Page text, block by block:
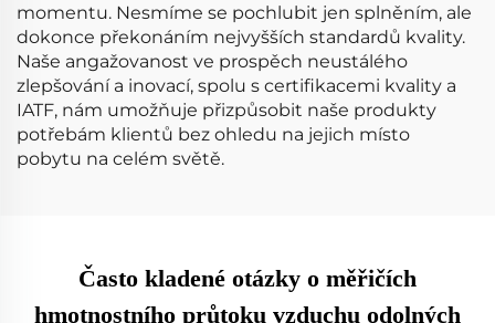
momentu. Nesmíme se pochlubit jen splněním, ale
dokonce překonáním nejvyšších standardů kvality.
Naše angažovanost ve prospěch neustálého
zlepšování a inovací, spolu s certifikacemi kvality a
IATF, nám umožňuje přizpůsobit naše produkty
potřebám klientů bez ohledu na jejich místo
pobytu na celém světě.
Často kladené otázky o měřičích
hmotnostního průtoku vzduchu odolných